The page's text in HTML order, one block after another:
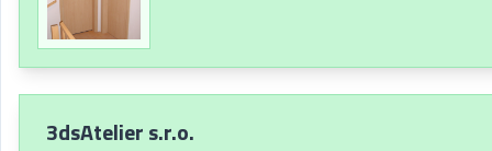
3dsAtelier s.r.o.